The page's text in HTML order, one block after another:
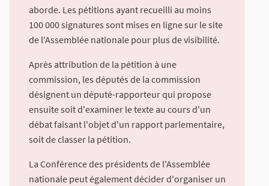
aborde. Les pétitions ayant recueilli au moins
100 000 signatures sont mises en ligne sur le site
de l'Assemblée nationale pour plus de visibilité.
Après attribution de la pétition à une
commission, les députés de la commission
désignent un député-rapporteur qui propose
ensuite soit d'examiner le texte au cours d'un
débat faisant l'objet d'un rapport parlementaire,
soit de classer la pétition.
La Conférence des présidents de l'Assemblée
nationale peut également décider d'organiser un